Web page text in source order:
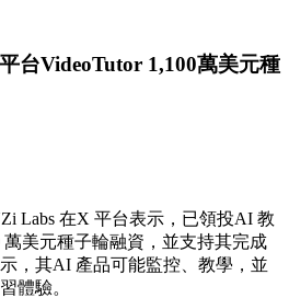
台VideoTutor 1,100萬美元種
Labs 在X 平台表示，已領投AI 教
萬美元種子輪融資，並支持其完成
，其AI 產品可能監控、教學，並
體驗。